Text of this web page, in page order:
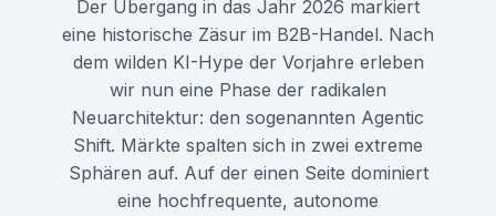
Der Übergang in das Jahr 2026 markiert
eine historische Zäsur im B2B-Handel. Nach
dem wilden KI-Hype der Vorjahre erleben
wir nun eine Phase der radikalen
Neuarchitektur: den sogenannten Agentic
Shift. Märkte spalten sich in zwei extreme
Sphären auf. Auf der einen Seite dominiert
eine hochfrequente, autonome